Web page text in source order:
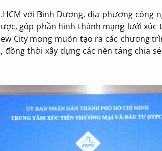
với Bình Dương, địa phương công
góp phần hình thành mạng lưới
City mong muốn tạo ra các chương
đồng thời xây dựng các nền tảng chia